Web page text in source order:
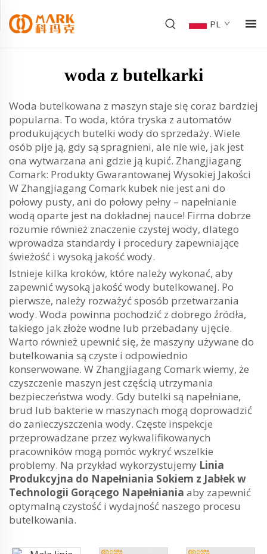
PL
woda z butelkarki
Woda butelkowana z maszyn staje się coraz bardziej
popularna. To woda, która tryska z automatów
produkujących butelki wody do sprzedaży. Wiele
osób pije ją, gdy są spragnieni, ale nie wie, jak jest
ona wytwarzana ani gdzie ją kupić. Zhangjiagang
Comark: Produkty Gwarantowanej Wysokiej Jakości
W Zhangjiagang Comark kubek nie jest ani do
połowy pusty, ani do połowy pełny – napełnianie
wodą oparte jest na dokładnej nauce! Firma dobrze
rozumie również znaczenie czystej wody, dlatego
wprowadza standardy i procedury zapewniające
świeżość i wysoką jakość wody.
Istnieje kilka kroków, które należy wykonać, aby
zapewnić wysoką jakość wody butelkowanej. Po
pierwsze, należy rozważyć sposób przetwarzania
wody. Woda powinna pochodzić z dobrego źródła,
takiego jak złoże wodne lub przebadany ujęcie.
Warto również upewnić się, że maszyny używane do
butelkowania są czyste i odpowiednio
konserwowane. W Zhangjiagang Comark wiemy, że
czyszczenie maszyn jest częścią utrzymania
bezpieczeństwa wody. Gdy butelki są napełniane,
brud lub bakterie w maszynach mogą doprowadzić
do zanieczyszczenia wody. Częste inspekcje
przeprowadzane przez wykwalifikowanych
pracowników mogą pomóc wykryć wszelkie
problemy. Na przykład wykorzystujemy Linia
Produkcyjna do Napełniania Sokiem z Jabłek w
Technologii Gorącego Napełniania aby zapewnić
optymalną czystość i wydajność naszego procesu
butelkowania.